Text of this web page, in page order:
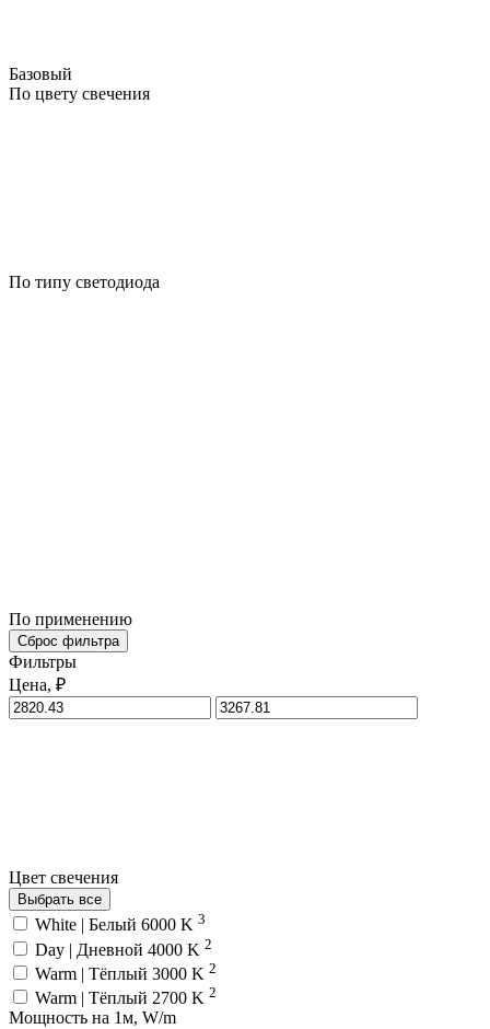
Базовый
По цвету свечения
По типу светодиода
По применению
Сброс фильтра
Фильтры
Цена, ₽
Цвет свечения
Выбрать все
White | Белый 6000 K 3
Day | Дневной 4000 K 2
Warm | Тёплый 3000 K 2
Warm | Тёплый 2700 K 2
Мощность на 1м, W/m